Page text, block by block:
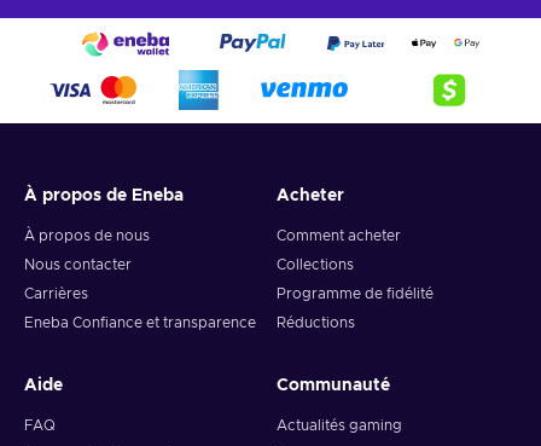
À propos de Eneba
À propos de nous
Nous contacter
Carrières
Eneba Confiance et transparence
Acheter
Comment acheter
Collections
Programme de fidélité
Réductions
Aide
FAQ
Communauté
Actualités gaming